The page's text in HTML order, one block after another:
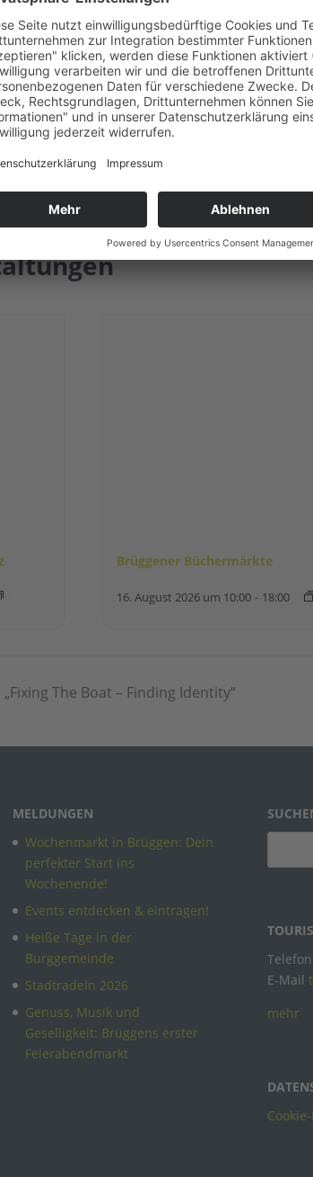
Brüggener Büchermärkte
16. August 2026 um 10:00 - 18:00
The Boat – Finding Identity“
MELDUNGEN
Wochenmarkt in Brüggen: Dein
perfekter Start ins
Wochenende!
Events entdecken & eintragen!
Heiße Tage in der
Burggemeinde
Stadtradeln 2026
Genuss, Musik und
Geselligkeit: Brüggens erster
Feierabendmarkt
Telefon
E-Mail
mehr